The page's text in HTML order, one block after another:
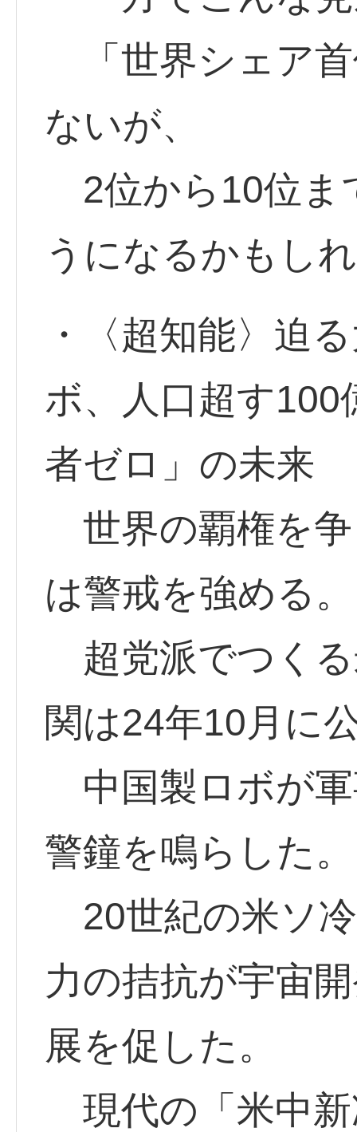
「世界シェア
ないが、
2位から10位ま
うになるかもし
・〈超知能〉迫
ボ、人口超す
者ゼロ」の未来
世界の覇権を
は警戒を強める。
超党派でつく
関は24年10月に
中国製ロボが
警鐘を鳴らした。
20世紀の米ソ
力の拮抗が宇宙
展を促した。
現代の「米中新